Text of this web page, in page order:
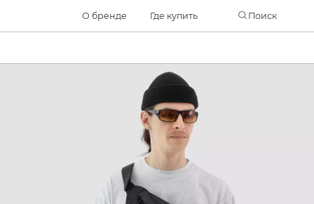
О бренде Где купить Поиск
ботинки
рюкзак